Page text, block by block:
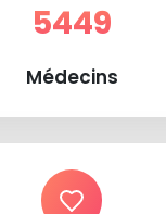
5449
Médecins